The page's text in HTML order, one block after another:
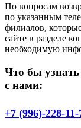
По вопросам
по указанным
филиалов,
сайте в разделе
необходимую
Что бы узнать
с нами:
+7 (996)-228-11-